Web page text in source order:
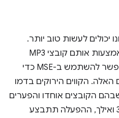
יכולים לעשות טוב יותר.
בעזרת קצת יותר עבודה, באמצעות אותם קובצי MP3
בדיוק מהדוגמה שלמעלה, אפשר להשתמש ב-MSE כדי
הקווים הירוקים בדמו
הקובצים אוחדו והפערים
הוסרו. ב-Chrome מגרסה 38 ואילך, ההפעלה תתבצע